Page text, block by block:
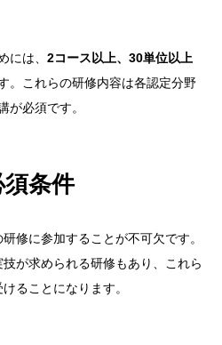
には、 2コース以上、30単位以上
。これらの研修内容は各認定分野
が必須です。
条件
修に参加することが不可欠です。
が求められる研修もあり、これら
ることになります。